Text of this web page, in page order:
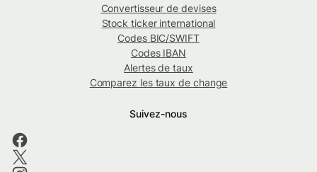
Convertisseur de devises
Stock ticker international
Codes BIC/SWIFT
Codes IBAN
Alertes de taux
Comparez les taux de change
Suivez-nous